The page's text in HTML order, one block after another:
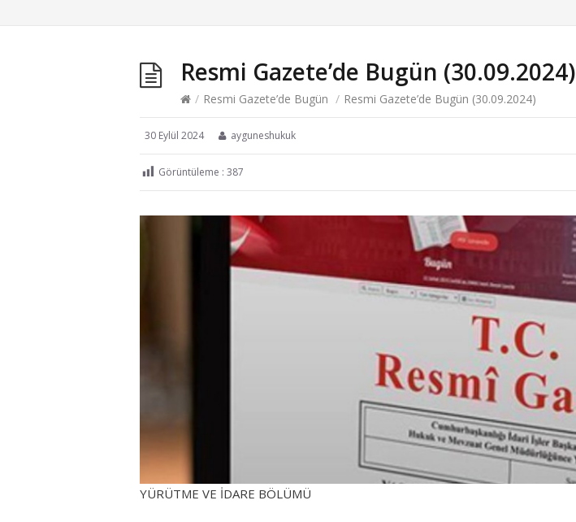
Resmi Gazete’de Bugün (30.09.2024)
/ Resmi Gazete’de Bugün / Resmi Gazete’de Bugün (30.09.2024)
30 Eylül 2024 ayguneshukuk
Görüntüleme : 387
YÜRÜTME VE İDARE BÖLÜMÜ